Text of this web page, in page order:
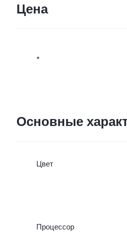
Цена
*
Основные
Цвет
Процессор